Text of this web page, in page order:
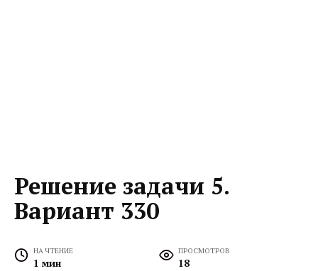
Решение задачи 5.
Вариант 330
НА ЧТЕНИЕ
1 мин
ПРОСМОТРОВ
18